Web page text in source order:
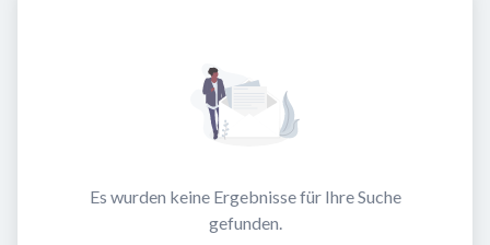
Es wurden keine Ergebnisse für Ihre Suche
gefunden.